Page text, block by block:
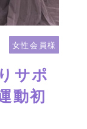
女性会員様
サポ
動初